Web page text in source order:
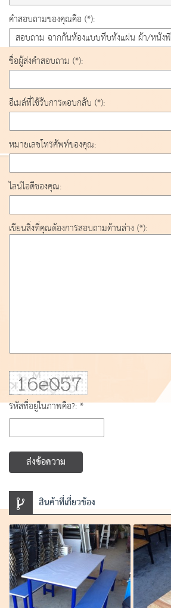
คำสอบถามของคุณคือ (*):
ชื่อผู้ส่งคำสอบถาม (*):
อีเมล์ที่ใช้รับการตอบกลับ (*):
หมายเลขโทรศัพท์ของคุณ:
ไลน์ไอดีของคุณ:
เขียนสิ่งที่คุณต้องการสอบถามด้านล่าง (*):
รหัสที่อยู่ในภาพคือ?: *
ส่งข้อความ
สินค้าที่เกี่ยวข้อง